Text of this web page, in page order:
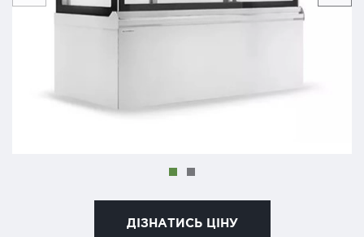
ДІЗНАТИСЬ ЦІНУ